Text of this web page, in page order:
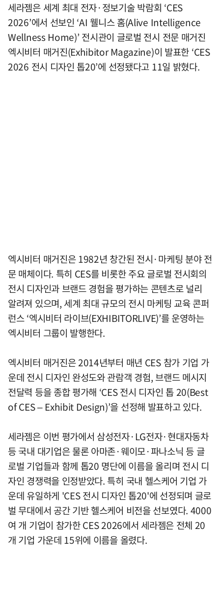
세라젬은 세계 최대 전자·정보기술 박람회 ‘CES
2026’에서 선보인 ‘AI 웰니스 홈(Alive Intelligence
Wellness Home)’ 전시관이 글로벌 전시 전문 매거진
엑시비터 매거진(Exhibitor Magazine)이 발표한 ‘CES
2026 전시 디자인 톱20’에 선정됐다고 11일 밝혔다.
엑시비터 매거진은 1982년 창간된 전시·마케팅 분야 전
문 매체이다. 특히 CES를 비롯한 주요 글로벌 전시회의
전시 디자인과 브랜드 경험을 평가하는 콘텐츠로 널리
알려져 있으며, 세계 최대 규모의 전시 마케팅 교육 콘퍼
런스 ‘엑시비터 라이브(EXHIBITORLIVE)’를 운영하는
엑시비터 그룹이 발행한다.
엑시비터 매거진은 2014년부터 매년 CES 참가 기업 가
운데 전시 디자인 완성도와 관람객 경험, 브랜드 메시지
전달력 등을 종합 평가해 ‘CES 전시 디자인 톱 20(Best
of CES – Exhibit Design)’을 선정해 발표하고 있다.
세라젬은 이번 평가에서 삼성전자·LG전자·현대자동차
등 국내 대기업은 물론 아마존·웨이모·파나소닉 등 글
로벌 기업들과 함께 톱20 명단에 이름을 올리며 전시 디
자인 경쟁력을 인정받았다. 특히 국내 헬스케어 기업 가
운데 유일하게 'CES 전시 디자인 톱20'에 선정되며 글로
벌 무대에서 공간 기반 헬스케어 비전을 선보였다. 4000
여 개 기업이 참가한 CES 2026에서 세라젬은 전체 20
개 기업 가운데 15위에 이름을 올렸다.